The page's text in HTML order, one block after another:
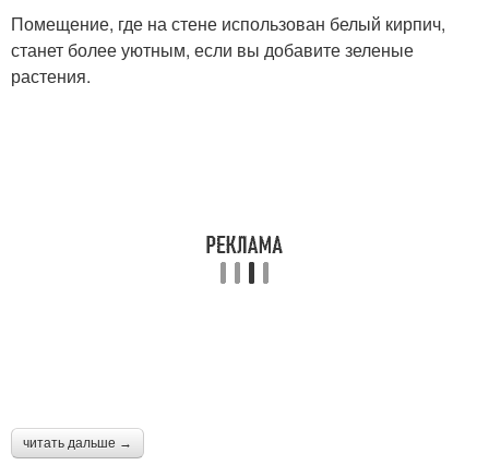
Помещение, где на стене использован белый кирпич,
станет более уютным, если вы добавите зеленые
растения.
читать дальше →